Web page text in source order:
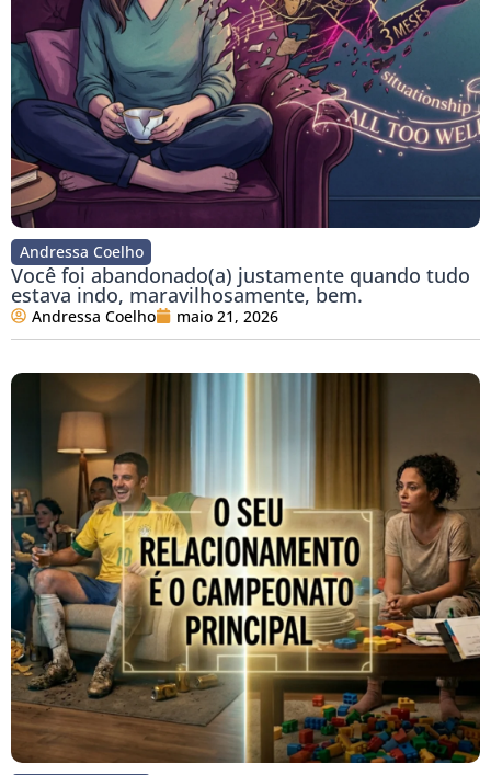
Andressa Coelho
Você foi abandonado(a) justamente quando tudo
estava indo, maravilhosamente, bem.
Andressa Coelho maio 21, 2026